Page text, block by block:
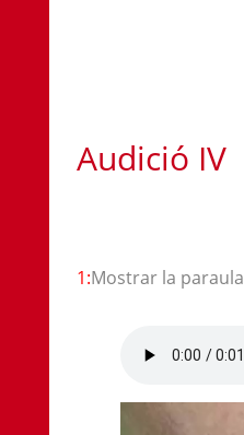
Audició IV
1:Mostrar la paraula